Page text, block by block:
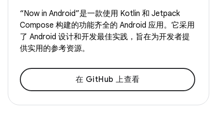
“Now in Android”是一款使用 Kotlin 和 Jetpack
Compose 构建的功能齐全的 Android 应用。它采用
了 Android 设计和开发最佳实践，旨在为开发者提
供实用的参考资源。
在 GitHub 上查看